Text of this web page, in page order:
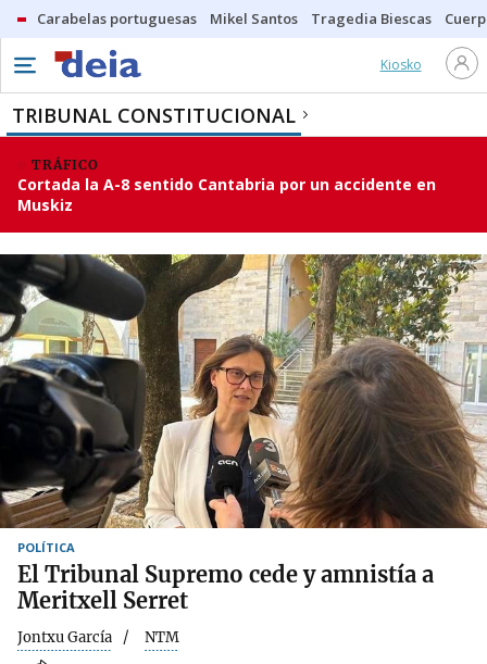
Carabelas portuguesas Mikel Santos Tragedia Biescas
Kiosko
TRIBUNAL CONSTITUCIONAL
TRÁFICO
Cortada la A-8 sentido Cantabria por un accidente en
Muskiz
POLÍTICA
El Tribunal Supremo cede y amnistía a
Meritxell Serret
Jontxu García NTM